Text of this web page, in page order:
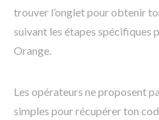
trouver l’onglet pour obtenir
suivant les étapes spécifiques
Orange.
Les opérateurs ne proposent
simples pour récupérer ton